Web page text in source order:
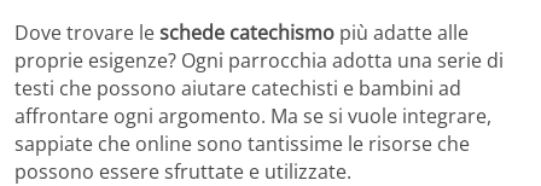
Dove trovare leschede catechismo più adatte alle
proprie esigenze? Ogni parrocchia adotta una serie di
testi che possono aiutare catechisti e bambini ad
affrontare ogni argomento. Ma se si vuole integrare,
sappiate che online sono tantissime le risorse che
possono essere sfruttate e utilizzate.